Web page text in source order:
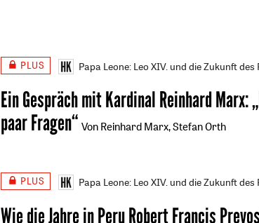
PLUS Papa Leone: Leo XIV. und die Zukunft
Ein Gespräch mit Kardinal Reinhard Marx:
paar Fragen“ Von Reinhard Marx, Stefan Orth
PLUS Papa Leone: Leo XIV. und die Zukunft
Wie die Jahre in Peru Robert Francis